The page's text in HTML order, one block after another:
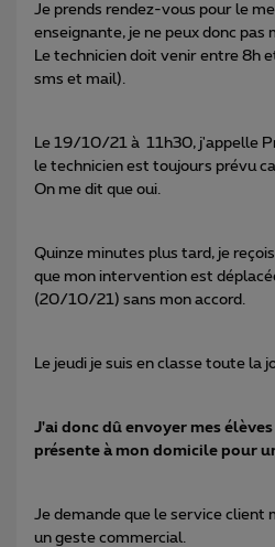
Je prends rendez-vous pour le
enseignante, je ne peux donc pas
Le technicien doit venir entre 8h
sms et mail).
Le 19/10/21 à 11h30, j'appelle
le technicien est toujours prévu
On me dit que oui.
Quinze minutes plus tard, je
que mon intervention est
(20/10/21) sans mon accord.
Le jeudi je suis en classe toute la
J'ai donc dû envoyer mes
présente à mon domicile pour
Je demande que le service
un geste commercial.